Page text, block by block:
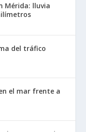
Mérida: lluvia
del tráfico
el mar frente a